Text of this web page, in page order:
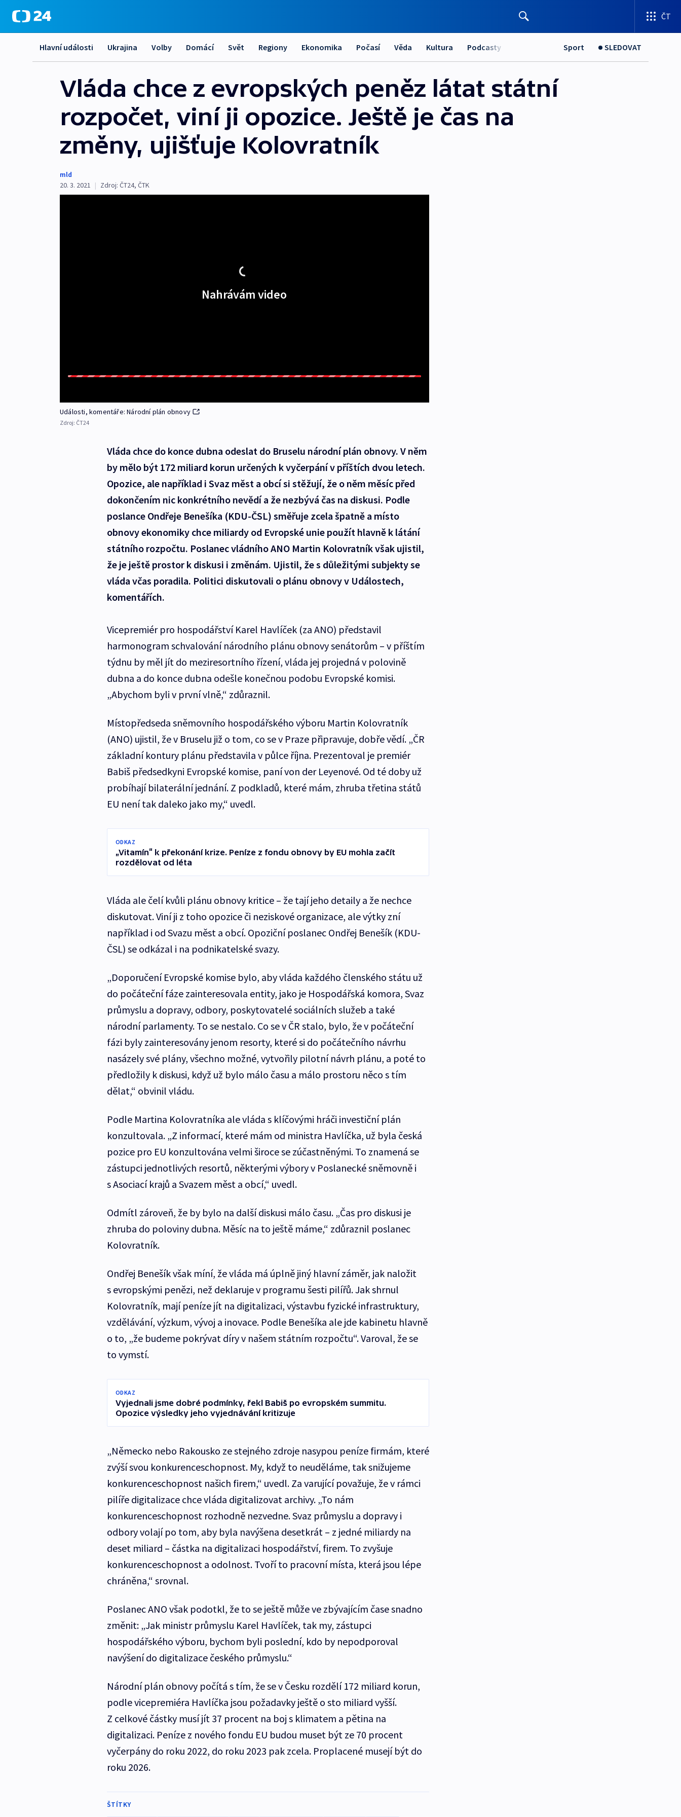
ČT
Hlavní události Ukrajina Volby Domácí Svět Regiony Ekonomika Počasí Věda Kultura Podcasty Sport SLEDOVAT
Vláda chce z evropských peněz látat státní
rozpočet, viní ji opozice. Ještě je čas na
změny, ujišťuje Kolovratník
mld
20. 3. 2021 | Zdroj: ČT24, ČTK
Nahrávám video
Události, komentáře: Národní plán obnovy
Zdroj: ČT24
Vláda chce do konce dubna odeslat do Bruselu národní plán obnovy. V něm
by mělo být 172 miliard korun určených k vyčerpání v příštích dvou letech.
Opozice, ale například i Svaz měst a obcí si stěžují, že o něm měsíc před
dokončením nic konkrétního nevědí a že nezbývá čas na diskusi. Podle
poslance Ondřeje Benešíka (KDU-ČSL) směřuje zcela špatně a místo
obnovy ekonomiky chce miliardy od Evropské unie použít hlavně k látání
státního rozpočtu. Poslanec vládního ANO Martin Kolovratník však ujistil,
že je ještě prostor k diskusi i změnám. Ujistil, že s důležitými subjekty se
vláda včas poradila. Politici diskutovali o plánu obnovy v Událostech,
komentářích.
Vicepremiér pro hospodářství Karel Havlíček (za ANO) představil
harmonogram schvalování národního plánu obnovy senátorům – v příštím
týdnu by měl jít do meziresortního řízení, vláda jej projedná v polovině
dubna a do konce dubna odešle konečnou podobu Evropské komisi.
„Abychom byli v první vlně,“ zdůraznil.
Místopředseda sněmovního hospodářského výboru Martin Kolovratník
(ANO) ujistil, že v Bruselu již o tom, co se v Praze připravuje, dobře vědí. „ČR
základní kontury plánu představila v půlce října. Prezentoval je premiér
Babiš předsedkyni Evropské komise, paní von der Leyenové. Od té doby už
probíhají bilaterální jednání. Z podkladů, které mám, zhruba třetina států
EU není tak daleko jako my,“ uvedl.
ODKAZ
„Vitamín“ k překonání krize. Peníze z fondu obnovy by EU mohla začít
rozdělovat od léta
Vláda ale čelí kvůli plánu obnovy kritice – že tají jeho detaily a že nechce
diskutovat. Viní ji z toho opozice či neziskové organizace, ale výtky zní
například i od Svazu měst a obcí. Opoziční poslanec Ondřej Benešík (KDU-
ČSL) se odkázal i na podnikatelské svazy.
„Doporučení Evropské komise bylo, aby vláda každého členského státu už
do počáteční fáze zainteresovala entity, jako je Hospodářská komora, Svaz
průmyslu a dopravy, odbory, poskytovatelé sociálních služeb a také
národní parlamenty. To se nestalo. Co se v ČR stalo, bylo, že v počáteční
fázi byly zainteresovány jenom resorty, které si do počátečního návrhu
nasázely své plány, všechno možné, vytvořily pilotní návrh plánu, a poté to
předložily k diskusi, když už bylo málo času a málo prostoru něco s tím
dělat,“ obvinil vládu.
Podle Martina Kolovratníka ale vláda s klíčovými hráči investiční plán
konzultovala. „Z informací, které mám od ministra Havlíčka, už byla česká
pozice pro EU konzultována velmi široce se zúčastněnými. To znamená se
zástupci jednotlivých resortů, některými výbory v Poslanecké sněmovně i
s Asociací krajů a Svazem měst a obcí,“ uvedl.
Odmítl zároveň, že by bylo na další diskusi málo času. „Čas pro diskusi je
zhruba do poloviny dubna. Měsíc na to ještě máme,“ zdůraznil poslanec
Kolovratník.
Ondřej Benešík však míní, že vláda má úplně jiný hlavní záměr, jak naložit
s evropskými penězi, než deklaruje v programu šesti pilířů. Jak shrnul
Kolovratník, mají peníze jít na digitalizaci, výstavbu fyzické infrastruktury,
vzdělávání, výzkum, vývoj a inovace. Podle Benešíka ale jde kabinetu hlavně
o to, „že budeme pokrývat díry v našem státním rozpočtu“. Varoval, že se
to vymstí.
ODKAZ
Vyjednali jsme dobré podmínky, řekl Babiš po evropském summitu.
Opozice výsledky jeho vyjednávání kritizuje
„Německo nebo Rakousko ze stejného zdroje nasypou peníze firmám, které
zvýší svou konkurenceschopnost. My, když to neuděláme, tak snižujeme
konkurenceschopnost našich firem,“ uvedl. Za varující považuje, že v rámci
pilíře digitalizace chce vláda digitalizovat archivy. „To nám
konkurenceschopnost rozhodně nezvedne. Svaz průmyslu a dopravy i
odbory volají po tom, aby byla navýšena desetkrát – z jedné miliardy na
deset miliard – částka na digitalizaci hospodářství, firem. To zvyšuje
konkurenceschopnost a odolnost. Tvoří to pracovní místa, která jsou lépe
chráněna,“ srovnal.
Poslanec ANO však podotkl, že to se ještě může ve zbývajícím čase snadno
změnit: „Jak ministr průmyslu Karel Havlíček, tak my, zástupci
hospodářského výboru, bychom byli poslední, kdo by nepodporoval
navýšení do digitalizace českého průmyslu.“
Národní plán obnovy počítá s tím, že se v Česku rozdělí 172 miliard korun,
podle vicepremiéra Havlíčka jsou požadavky ještě o sto miliard vyšší.
Z celkové částky musí jít 37 procent na boj s klimatem a pětina na
digitalizaci. Peníze z nového fondu EU budou muset být ze 70 procent
vyčerpány do roku 2022, do roku 2023 pak zcela. Proplacené musejí být do
roku 2026.
ŠTÍTKY